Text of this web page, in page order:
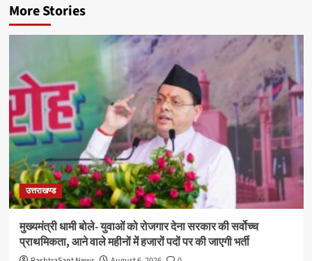
More Stories
उत्तराखण्ड
मुख्यमंत्री धामी बोले- युवाओं को रोजगार देना सरकार की सर्वोच्च
प्राथमिकता, आने वाले महीनों में हजारों पदों पर की जाएगी भर्ती